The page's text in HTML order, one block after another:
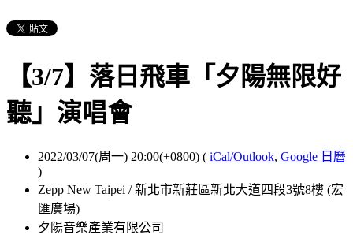
【3/7】落日飛車「夕陽無限好
聽」演唱會
2022/03/07(周一) 20:00(+0800) ( iCal/Outlook, Google 日曆
)
Zepp New Taipei / 新北市新莊區新北大道四段3號8樓 (宏
匯廣場)
夕陽音樂產業有限公司